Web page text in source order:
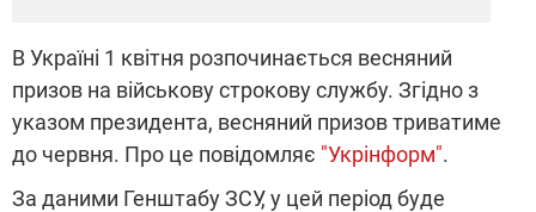
В Україні 1 квітня розпочинається весняний
призов на військову строкову службу. Згідно з
указом президента, весняний призов триватиме
до червня. Про це повідомляє "Укрінформ".
За даними Генштабу ЗСУ, у цей період буде